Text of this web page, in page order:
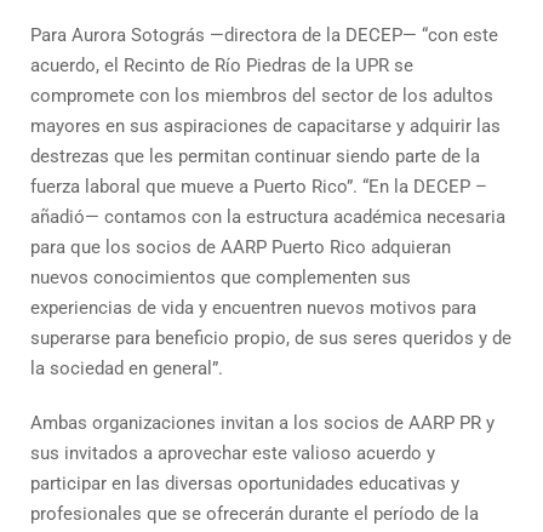
Para Aurora Sotográs —directora de la DECEP— “con este
acuerdo, el Recinto de Río Piedras de la UPR se
compromete con los miembros del sector de los adultos
mayores en sus aspiraciones de capacitarse y adquirir las
destrezas que les permitan continuar siendo parte de la
fuerza laboral que mueve a Puerto Rico”. “En la DECEP –
añadió— contamos con la estructura académica necesaria
para que los socios de AARP Puerto Rico adquieran
nuevos conocimientos que complementen sus
experiencias de vida y encuentren nuevos motivos para
superarse para beneficio propio, de sus seres queridos y de
la sociedad en general”.
Ambas organizaciones invitan a los socios de AARP PR y
sus invitados a aprovechar este valioso acuerdo y
participar en las diversas oportunidades educativas y
profesionales que se ofrecerán durante el período de la